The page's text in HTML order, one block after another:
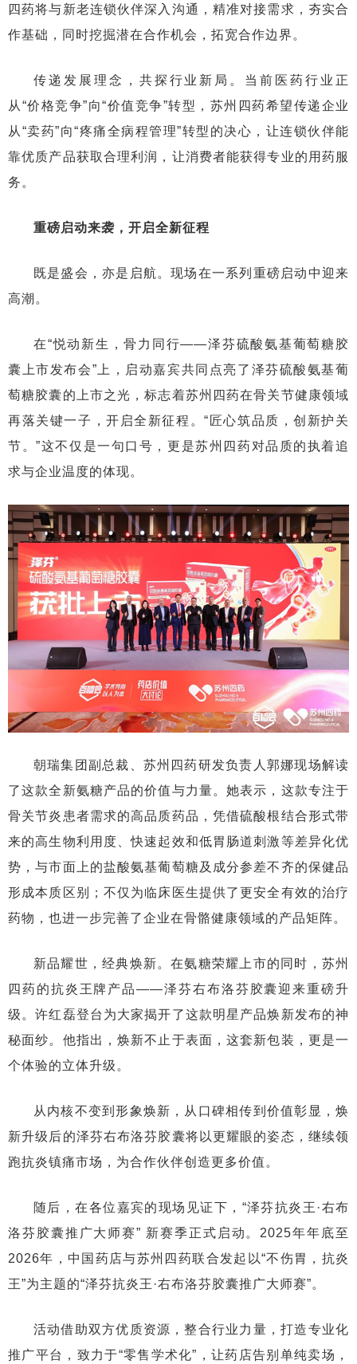
四药将与新老连锁伙伴深入沟通，精准对接需求，夯实合
作基础，同时挖掘潜在合作机会，拓宽合作边界。
传递发展理念，共探行业新局。当前医药行业正
从“价格竞争”向“价值竞争”转型，苏州四药希望传递企业
从“卖药”向“疼痛全病程管理”转型的决心，让连锁伙伴能
靠优质产品获取合理利润，让消费者能获得专业的用药服
务。
重磅启动来袭，开启全新征程
既是盛会，亦是启航。现场在一系列重磅启动中迎来
高潮。
在“悦动新生，骨力同行——泽芬硫酸氨基葡萄糖胶
囊上市发布会”上，启动嘉宾共同点亮了泽芬硫酸氨基葡
萄糖胶囊的上市之光，标志着苏州四药在骨关节健康领域
再落关键一子，开启全新征程 。“匠心筑品质，创新护关
节。”这不仅是一句口号，更是苏州四药对品质的执着追
求与企业温度的体现。
朝瑞集团副总裁、苏州四药研发负责人郭娜现场解读
了这款全新氨糖产品的价值与力量。她表示，这款专注于
骨关节炎患者需求的高品质药品，凭借硫酸根结合形式带
来的高生物利用度、快速起效和低胃肠道刺激等差异化优
势，与市面上的盐酸氨基葡萄糖及成分参差不齐的保健品
形成本质区别；不仅为临床医生提供了更安全有效的治疗
药物，也进一步完善了企业在骨骼健康领域的产品矩阵。
新品耀世，经典焕新。在氨糖荣耀上市的同时，苏州
四药的抗炎王牌产品——泽芬右布洛芬胶囊迎来重磅升
级。许红磊登台为大家揭开了这款明星产品焕新发布的神
秘面纱。他指出，焕新不止于表面，这套新包装，更是一
个体验的立体升级。
从内核不变到形象焕新，从口碑相传到价值彰显，焕
新升级后的泽芬右布洛芬胶囊将以更耀眼的姿态，继续领
跑抗炎镇痛市场，为合作伙伴创造更多价值。
随后，在各位嘉宾的现场见证下，“泽芬抗炎王·右布
洛芬胶囊推广大师赛” 新赛季正式启动。2025年年底至
2026年，中国药店与苏州四药联合发起以“不伤胃，抗炎
王”为主题的“泽芬抗炎王·右布洛芬胶囊推广大师赛”。
活动借助双方优质资源，整合行业力量，打造专业化
推广平台，致力于“零售学术化”，让药店告别单纯卖场，